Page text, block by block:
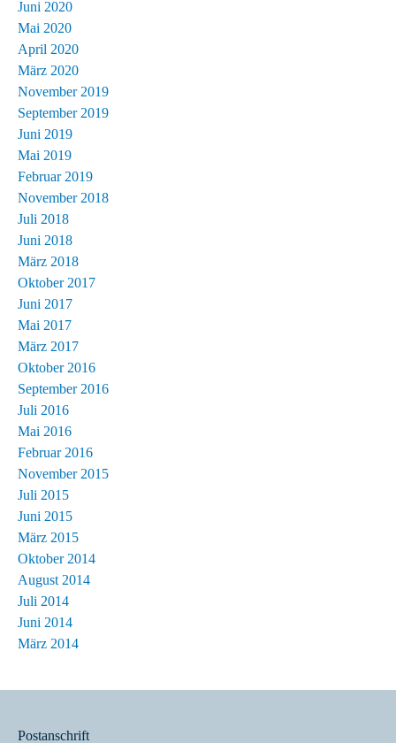
Juni 2020
Mai 2020
April 2020
März 2020
November 2019
September 2019
Juni 2019
Mai 2019
Februar 2019
November 2018
Juli 2018
Juni 2018
März 2018
Oktober 2017
Juni 2017
Mai 2017
März 2017
Oktober 2016
September 2016
Juli 2016
Mai 2016
Februar 2016
November 2015
Juli 2015
Juni 2015
März 2015
Oktober 2014
August 2014
Juli 2014
Juni 2014
März 2014
Postanschrift